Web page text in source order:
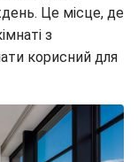
Це місце, де
з
корисний для